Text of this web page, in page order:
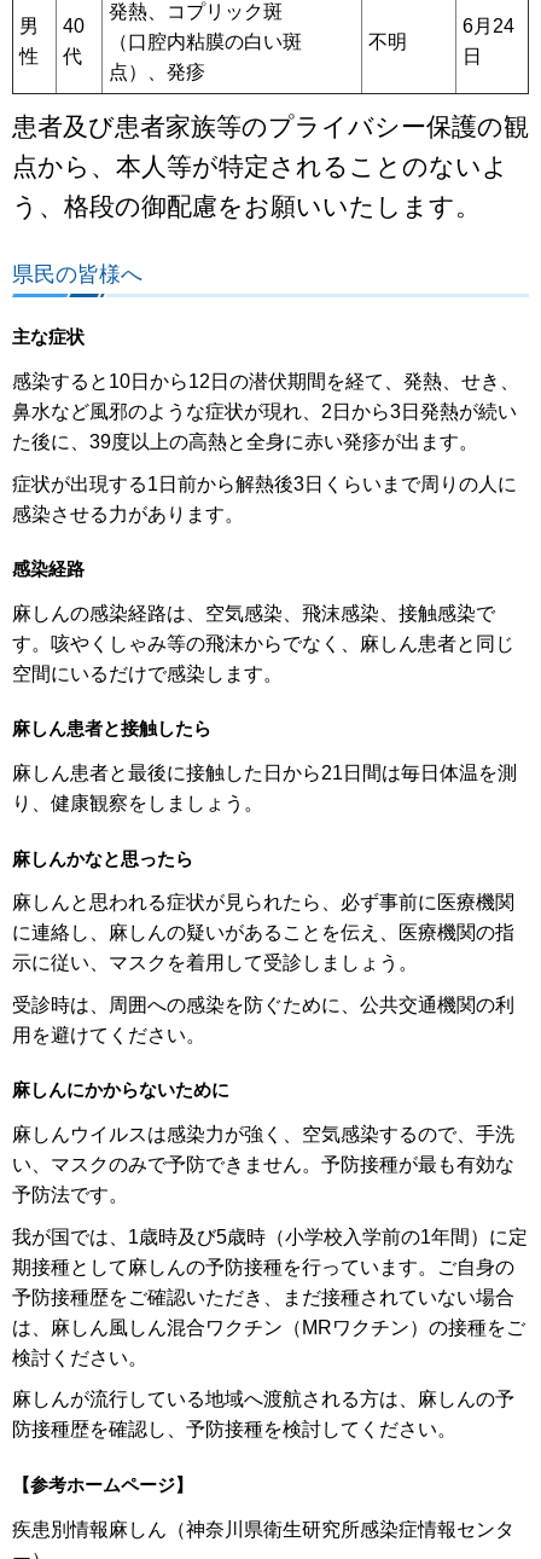
男
性
40
代
発熱、コプリック斑
（口腔内粘膜の白い斑
点）、発疹
不明
6月24
日
患者及び患者家族等のプライバシー保護の観
点から、本人等が特定されることのないよ
う、格段の御配慮をお願いいたします。
県民の皆様へ
主な症状
感染すると10日から12日の潜伏期間を経て、発熱、せき、
鼻水など風邪のような症状が現れ、2日から3日発熱が続い
た後に、39度以上の高熱と全身に赤い発疹が出ます。
症状が出現する1日前から解熱後3日くらいまで周りの人に
感染させる力があります。
感染経路
麻しんの感染経路は、空気感染、飛沫感染、接触感染で
す。咳やくしゃみ等の飛沫からでなく、麻しん患者と同じ
空間にいるだけで感染します。
麻しん患者と接触したら
麻しん患者と最後に接触した日から21日間は毎日体温を測
り、健康観察をしましょう。
麻しんかなと思ったら
麻しんと思われる症状が見られたら、必ず事前に医療機関
に連絡し、麻しんの疑いがあることを伝え、医療機関の指
示に従い、マスクを着用して受診しましょう。
受診時は、周囲への感染を防ぐために、公共交通機関の利
用を避けてください。
麻しんにかからないために
麻しんウイルスは感染力が強く、空気感染するので、手洗
い、マスクのみで予防できません。予防接種が最も有効な
予防法です。
我が国では、1歳時及び5歳時（小学校入学前の1年間）に定
期接種として麻しんの予防接種を行っています。ご自身の
予防接種歴をご確認いただき、まだ接種されていない場合
は、麻しん風しん混合ワクチン（MRワクチン）の接種をご
検討ください。
麻しんが流行している地域へ渡航される方は、麻しんの予
防接種歴を確認し、予防接種を検討してください。
【参考ホームページ】
疾患別情報麻しん（神奈川県衛生研究所感染症情報センタ